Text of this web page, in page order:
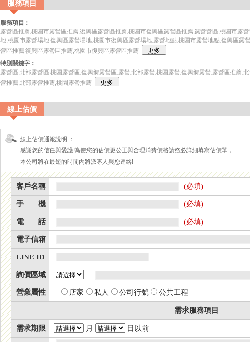
服務項目
服務項目：
露營區推薦,桃園市露營區推薦,復興區露營區推薦,桃園市復興區露營區推薦,露營營區,桃園市露
地,桃園市露營場地,復興區露營場地,桃園市復興區露營場地,露營地點,桃園市露營地點,復興區露
營區推薦,復興區露營區推薦,桃園市復興區露營區推薦
特別關鍵字：
露營區,北部露營區,桃園露營區,復興鄉露營區,露營,北部露營,桃園露營,復興鄉露營,露營區推薦,
營推薦,北部露營推薦,桃園露營推薦
線上估價
線上估價通報說明 ：
感謝您的信任與愛護!為使您的估價更公正與合理消費價格請務必詳細填寫估價單，
本公司將在最短的時間內將派專人與您連絡!
客戶名稱 (必填)
手 機 (必填)
電 話 (必填)
電子信箱
LINE ID
詢價區域
營業屬性 店家 私人 公司行號 公共工程
需求服務項目
需求期限 月 日以前